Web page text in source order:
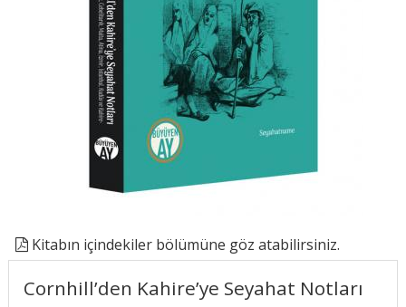
Kitabın içindekiler bölümüne göz atabilirsiniz.
Cornhill’den Kahire’ye Seyahat Notları